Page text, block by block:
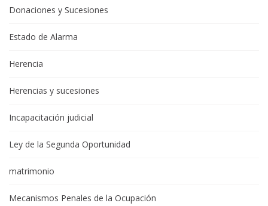
Donaciones y Sucesiones
Estado de Alarma
Herencia
Herencias y sucesiones
Incapacitación judicial
Ley de la Segunda Oportunidad
matrimonio
Mecanismos Penales de la Ocupación